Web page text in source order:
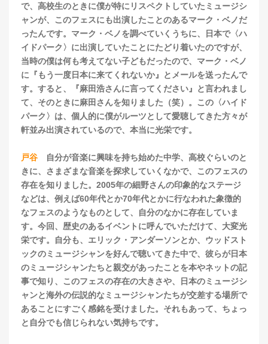
で、高校生のときに僕が特にリスペクトしていたミュージシ
ャンが、このフェスにも出演したことのあるマーク・ベノだ
ったんです。マーク・ベノを調べていくうちに、日本で〈ハ
イドパーク〉に出演していたことにたどり着いたのですが、
当時の僕は何も考えてない子どもだったので、マーク・ベノ
に『もう一度日本に来てくれないか』とメールを送ったんで
す。すると、『麻田浩さんに言ってください』と言われまし
て、そのときに麻田さんを知りました（笑）。この〈ハイド
パーク〉は、個人的に僕がルーツとして愛聴してきた方々が
軒並み出演されているので、本当に光栄です。
戸谷 自分が音楽に興味を持ち始めた中学、高校ぐらいのと
きに、さまざまな音楽を探求していくなかで、このフェスの
存在を知りました。2005年の細野さんの印象的なステージ
などは、例えば60年代とか70年代とかに行なわれた象徴的
なフェスのようなものとして、自分のなかに存在していま
す。今回、歴史のあるイベントに呼んでいただけて、大変光
栄です。自分も、エリック・アンダーソンとか、ウッドスト
ックのミュージシャンを好んで聴いてきた中で、彼らが日本
のミュージシャンたちと親交があったことを本やネットの記
事で知り、このフェスの存在の大きさや、日本のミュージシ
ャンと海外の伝説的なミュージシャンたちが交差する場所で
あることにすごく感銘を受けました。それもあって、ちょっ
と自分でも信じられない気持ちです。